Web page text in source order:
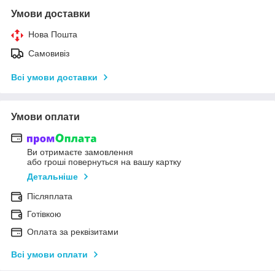
Умови доставки
Нова Пошта
Самовивіз
Всі умови доставки
Умови оплати
Ви отримаєте замовлення
або гроші повернуться на вашу картку
Детальніше
Післяплата
Готівкою
Оплата за реквізитами
Всі умови оплати